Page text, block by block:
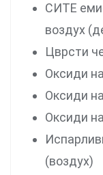
СИТЕ
воздух
Цврсти
Оксиди
Оксиди
Оксиди
(воздух)